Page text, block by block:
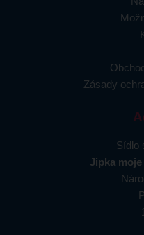
Zásady
Sídlo
Jipka